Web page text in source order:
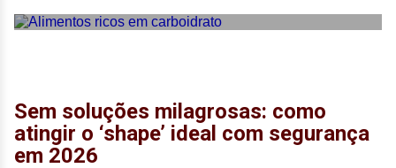
Sem soluções milagrosas: como
atingir o ‘shape’ ideal com segurança
em 2026